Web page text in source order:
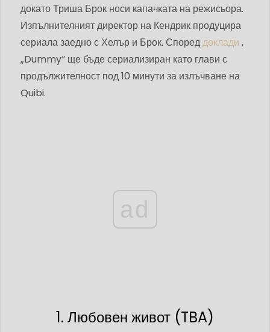
докато Триша Брок носи капачката на режисьора.
Изпълнителният директор на Кендрик продуцира
сериала заедно с Хелър и Брок. Спореддоклади ,
„Dummy“ ще бъде сериализиран като глави с
продължителност под 10 минути за излъчване на
Quibi.
ad
1. Любовен живот (TBA)